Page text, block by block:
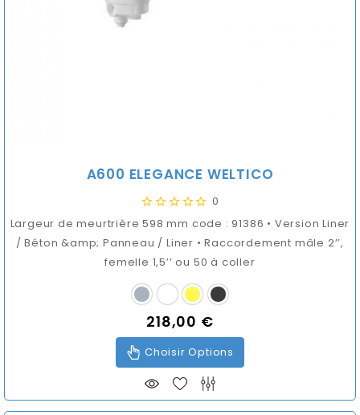
A600 ELEGANCE WELTICO
0
Largeur de meurtrière 598 mm code : 91386 • Version Liner
/ Béton &amp; Panneau / Liner • Raccordement mâle 2’’,
femelle 1,5’’ ou 50 à coller
Prix
218,00 €
Choisir Options